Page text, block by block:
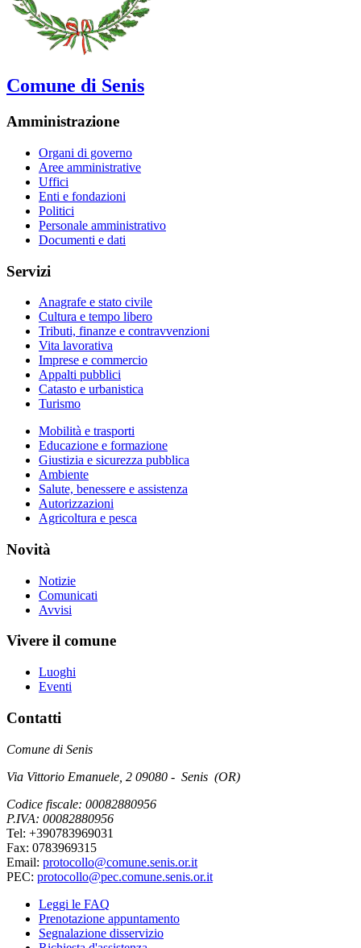
Comune di Senis
Amministrazione
Organi di governo
Aree amministrative
Uffici
Enti e fondazioni
Politici
Personale amministrativo
Documenti e dati
Servizi
Anagrafe e stato civile
Cultura e tempo libero
Tributi, finanze e contravvenzioni
Vita lavorativa
Imprese e commercio
Appalti pubblici
Catasto e urbanistica
Turismo
Mobilità e trasporti
Educazione e formazione
Giustizia e sicurezza pubblica
Ambiente
Salute, benessere e assistenza
Autorizzazioni
Agricoltura e pesca
Novità
Notizie
Comunicati
Avvisi
Vivere il comune
Luoghi
Eventi
Contatti
Comune di Senis
Via Vittorio Emanuele, 2 09080 - Senis (OR)
Codice fiscale: 00082880956
P.IVA: 00082880956
Tel: +390783969031
Fax: 0783969315
Email: protocollo@comune.senis.or.it
PEC: protocollo@pec.comune.senis.or.it
Leggi le FAQ
Prenotazione appuntamento
Segnalazione disservizio